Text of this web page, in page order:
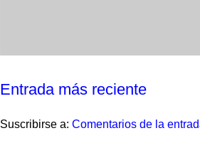
Entrada más reciente
Suscribirse a: Comentarios de la